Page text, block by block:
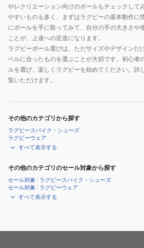
やレクリエーション向けのボールもチェックして
やすいものも多く、まずはラグビーの基本動作に
にボールを手に取ってみて、自分の手の大きさや
ことが、上達への近道になります。
ラグビーボール選びは、ただサイズやデザインだ
ベルに合ったものを選ぶことが大切です。初心者
ルを選び、楽しくラグビーを始めてください。詳
覧いただけます。
その他のカテゴリから探す
ラグビースパイク・シューズ
ラグビーウェア
すべて表示する
その他のカテゴリのセール対象から探す
セール対象 / ラグビースパイク・シューズ
セール対象 / ラグビーウェア
すべて表示する